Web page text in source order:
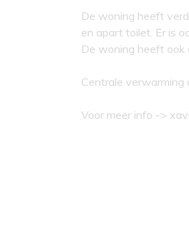
De woning heeft
en apart toilet. Er is
De woning heeft ook
Centrale verwarming
Voor meer info ->